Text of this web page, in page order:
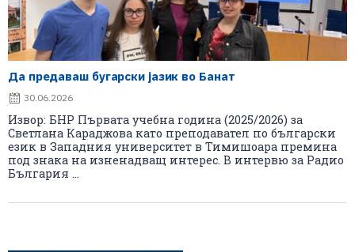
Да предаваш бугарски јазик во Банат
30.06.2026
Извор: БНР Първата учебна година (2025/2026) за
Светлана Караджова като преподавател по български
език в Западния университет в Тимишоара премина
под знака на изненадващ интерес. В интервю за Радио
България ...